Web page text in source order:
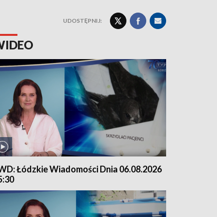
UDOSTĘPNIJ:
Łódzkie Wiadomości Dnia 06.08.2026